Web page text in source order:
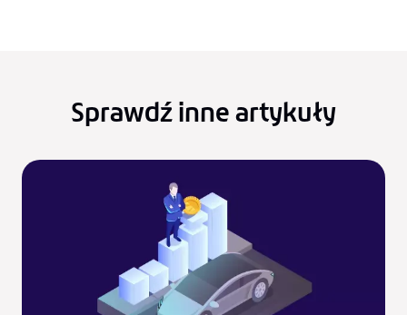
Sprawdź inne artykuły